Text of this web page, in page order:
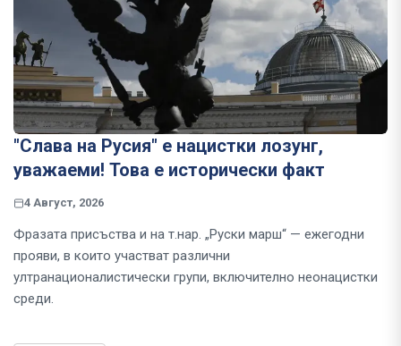
"Слава на Русия" е нацистки лозунг,
уважаеми! Това е исторически факт
4 Август, 2026
Фразата присъства и на т.нар. „Руски марш“ — ежегодни
прояви, в които участват различни
ултранационалистически групи, включително неонацистки
среди.